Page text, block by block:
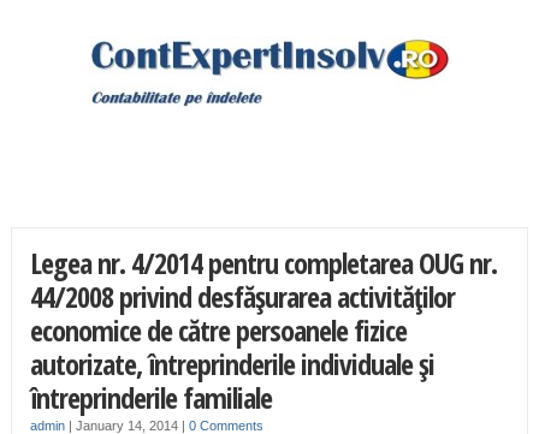
Legea nr. 4/2014 pentru completarea OUG nr.
44/2008 privind desfăşurarea activităţilor
economice de către persoanele fizice
autorizate, întreprinderile individuale şi
întreprinderile familiale
admin| January 14, 2014 | 0 Comments